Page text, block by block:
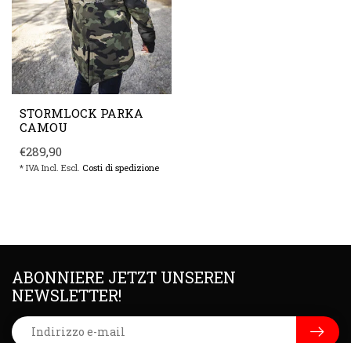
STORMLOCK PARKA
CAMOU
€289,90
* IVA Incl. Escl. Costi di spedizione
ABONNIERE JETZT UNSEREN
NEWSLETTER!